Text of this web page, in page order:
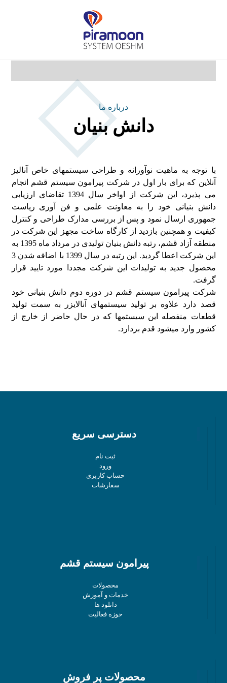
درباره ما
دانش بنیان
با توجه به ماهیت نوآورانه و طراحی سیستمهای خاص آنالیز
آنلاین که برای بار اول در شرکت پیرامون سیستم قشم انجام
می پذیرد، این شرکت از اواخر سال 1394 تقاضای ارزیابی
دانش بنیانی خود را به معاونت علمی و فن آوری ریاست
جمهوری ارسال نمود و پس از بررسی مدارک طراحی و کنترل
کیفیت و همچنین بازدید از کارگاه ساخت مجهز این شرکت در
منطقه آزاد قشم، رتبه دانش بنیان تولیدی در مرداد ماه 1395 به
این شرکت اعطا گردید. این رتبه در سال 1399 با اضافه شدن 3
محصول جدید به تولیدات این شرکت مجددا مورد تایید قرار
گرفت.
شرکت پیرامون سیستم قشم در دوره دوم دانش بنیانی خود
قصد دارد علاوه بر تولید سیستمهای آنالایزر به سمت تولید
قطعات منفصله این سیستمها که در حال حاضر از خارج از
کشور وارد میشود قدم بردارد.
دسترسی سریع
ثبت نام
ورود
حساب کاربری
سفارشات
پیرامون سیستم قشم
محصولات
خدمات و آموزش
دانلود ها
حوزه فعالیت
محصولات پر فروش